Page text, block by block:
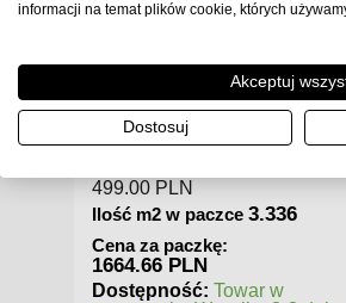
Ivory
Atlas Concorde Boost Stone
Cream 120x278x0,6 Płytka
Gresowa Matowa
439.00 PLN
Ilość m2 w paczce 3.336
Cena za paczkę:
Dostępność:
magazynie. Wysyłka 2-3 dni.
informacji na temat plików cookie, których
Akceptuj
Dostosuj